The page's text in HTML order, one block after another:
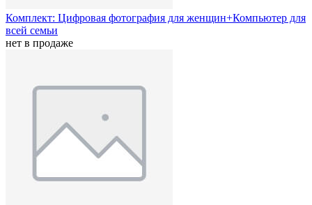
Комплект: Цифровая фотография для женщин+Компьютер для
всей семьи
нет в продаже